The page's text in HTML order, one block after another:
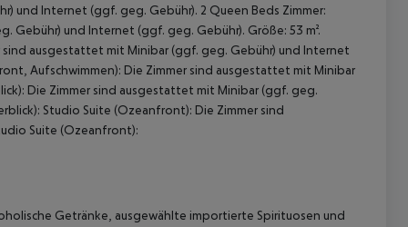
und Internet (ggf. geg. Gebühr). 2 Queen Beds Zimmer:
Gebühr) und Internet (ggf. geg. Gebühr). Größe: 53 m².
sind ausgestattet mit Minibar (ggf. geg. Gebühr) und Internet
Aufschwimmen): Die Zimmer sind ausgestattet mit Minibar
Die Zimmer sind ausgestattet mit Minibar (ggf. geg.
Studio Suite (Ozeanfront): Die Zimmer sind
Suite (Ozeanfront):
Getränke, ausgewählte importierte Spirituosen und